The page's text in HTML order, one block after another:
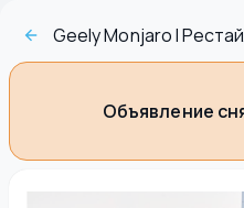
Geely Monjaro I
Объявление